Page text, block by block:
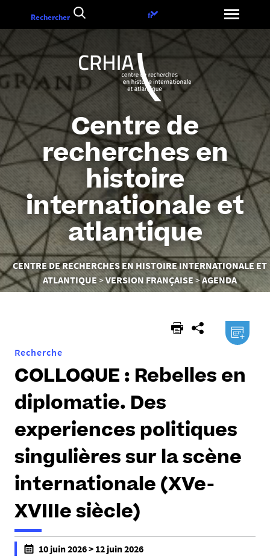
contenu
Centre de
recherches en
histoire
internationale et
atlantique
Vous
êtes
ici :
CENTRE DE RECHERCHES EN HISTOIRE INTERNATIONALE ET
ATLANTIQUE
VERSION FRANÇAISE AGENDA
Rechercher
Choix
langue
fr
.ical
Recherche
COLLOQUE : Rebelles en
diplomatie. Des
experiences politiques
singulières sur la scène
internationale (XVe-
XVIIIe siècle)
10 juin 2026 > 12 juin 2026